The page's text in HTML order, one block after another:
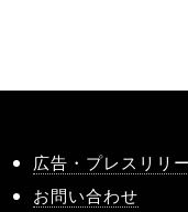
広告・プレスリリ
お問い合わせ